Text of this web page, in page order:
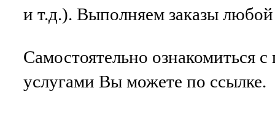
и т.д.). Выполняем заказы
Самостоятельно ознакомиться
услугами Вы можете по ссылке.